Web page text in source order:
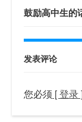
鼓励高中生的
发表评论
您必须 [ 登录